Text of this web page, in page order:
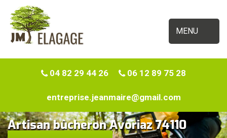
MENU
04 82 29 44 26 06 12 89 75 28
entreprise.jeanmaire@gmail.com
Artisan bûcheron Avoriaz 74110